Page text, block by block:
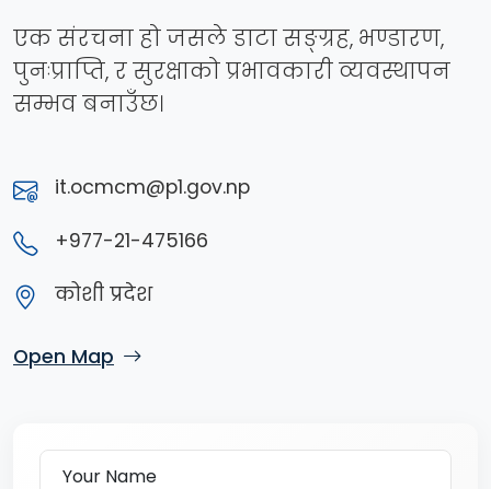
एक संरचना हो जसले डाटा सङ्ग्रह, भण्डारण,
पुनःप्राप्ति, र सुरक्षाको प्रभावकारी व्यवस्थापन
सम्भव बनाउँछ।
it.ocmcm@p1.gov.np
+977-21-475166
कोशी प्रदेश
Open Map